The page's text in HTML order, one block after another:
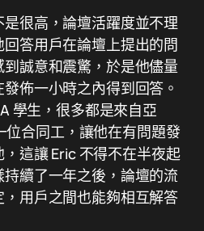
很高，論壇活躍度並不理
答用戶在論壇上提出的問
誠意和震驚，於是他儘量
佈一小時之內得到回答。
學生，很多都是來自亞
位合同工，讓他在有問題發
這讓 Eric 不得不在半夜起
續了一年之後，論壇的流
用戶之間也能夠相互解答